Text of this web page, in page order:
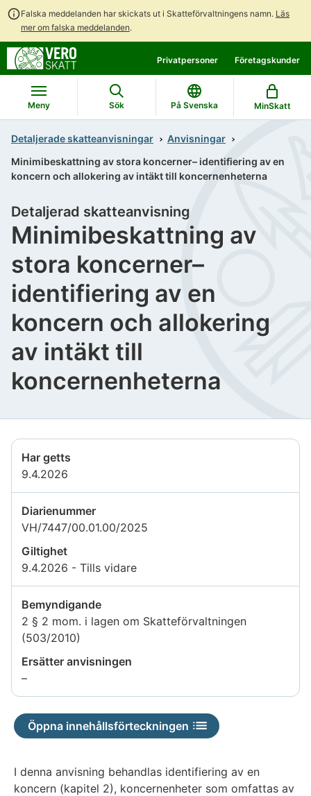
Falska meddelanden har skickats ut i Skatteförvaltningens namn. Läs
mer om falska meddelanden.
direkt
till
innehållet
till
hela
webbplatsens
sökning
Privatpersoner Företagskunder
Meny Sök På Svenska MinSkatt
Detaljerade skatteanvisningar
Anvisningar
Minimibeskattning av stora koncerner– identifiering av en
koncern och allokering av intäkt till koncernenheterna
Minimibeskattning av
stora koncerner–
identifiering av en
koncern och allokering
av intäkt till
koncernenheterna
Detaljerad skatteanvisning
Har getts
9.4.2026
Diarienummer
VH/7447/00.01.00/2025
Giltighet
9.4.2026 - Tills vidare
Bemyndigande
2 § 2 mom. i lagen om Skatteförvaltningen
(503/2010)
Ersätter anvisningen
–Uppgiften
är
inte
tillgänglig
Öppna innehållsförteckningen
I denna anvisning behandlas identifiering av en
koncern (kapitel 2), koncernenheter som omfattas av